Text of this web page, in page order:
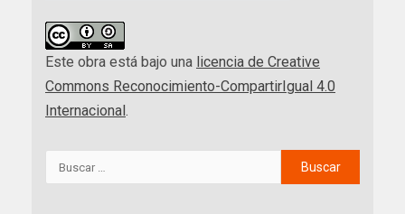
Este obra está bajo una licencia de Creative
Commons Reconocimiento-CompartirIgual 4.0
Internacional .